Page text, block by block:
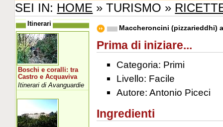
SEI IN: HOME » TURISMO »
Maccheroncini (pizzarieddhi)
Prima di iniziare...
Categoria: Primi
Livello: Facile
Autore: Antonio Piceci
Ingredienti
Itinerari
Boschi e coralli: tra
Castro e Acquaviva
Itinerari di Avanguardie